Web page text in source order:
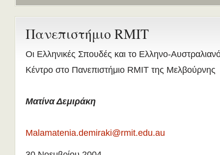
Πανεπιστήμιο RMIT
Οι Ελληνικές Σπουδές και το Ελληνο-
Κέντρο στο Πανεπιστήμιο RMIT της Μελβούρνης
Ματίνα Δεμιράκη
Malamatenia.demiraki@rmit.edu.au